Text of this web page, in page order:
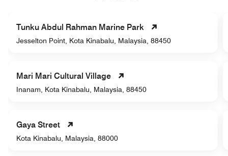
Tunku Abdul Rahman Marine Park
Jesselton Point, Kota Kinabalu, Malaysia, 88450
Mari Mari Cultural Village
Inanam, Kota Kinabalu, Malaysia, 88450
Gaya Street
Kota Kinabalu, Malaysia, 88000